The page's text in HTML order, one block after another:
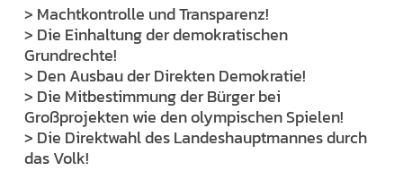
> Machtkontrolle und Transparenz!
> Die Einhaltung der demokratischen
Grundrechte!
> Den Ausbau der Direkten Demokratie!
> Die Mitbestimmung der Bürger bei
Großprojekten wie den olympischen Spielen!
> Die Direktwahl des Landeshauptmannes durch
das Volk!